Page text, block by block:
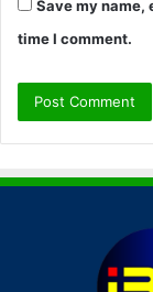
Save my name,
time I comment.